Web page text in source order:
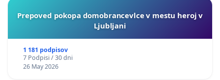
Prepoved pokopa domobrancevlce v mestu heroj v
Ljubljani
1 181 podpisov
7 Podpisi / 30 dni
26 May 2026